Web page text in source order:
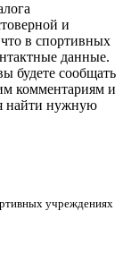
и
в спортивных
данные.
будете сообщать
комментариям и
найти нужную
учреждениях